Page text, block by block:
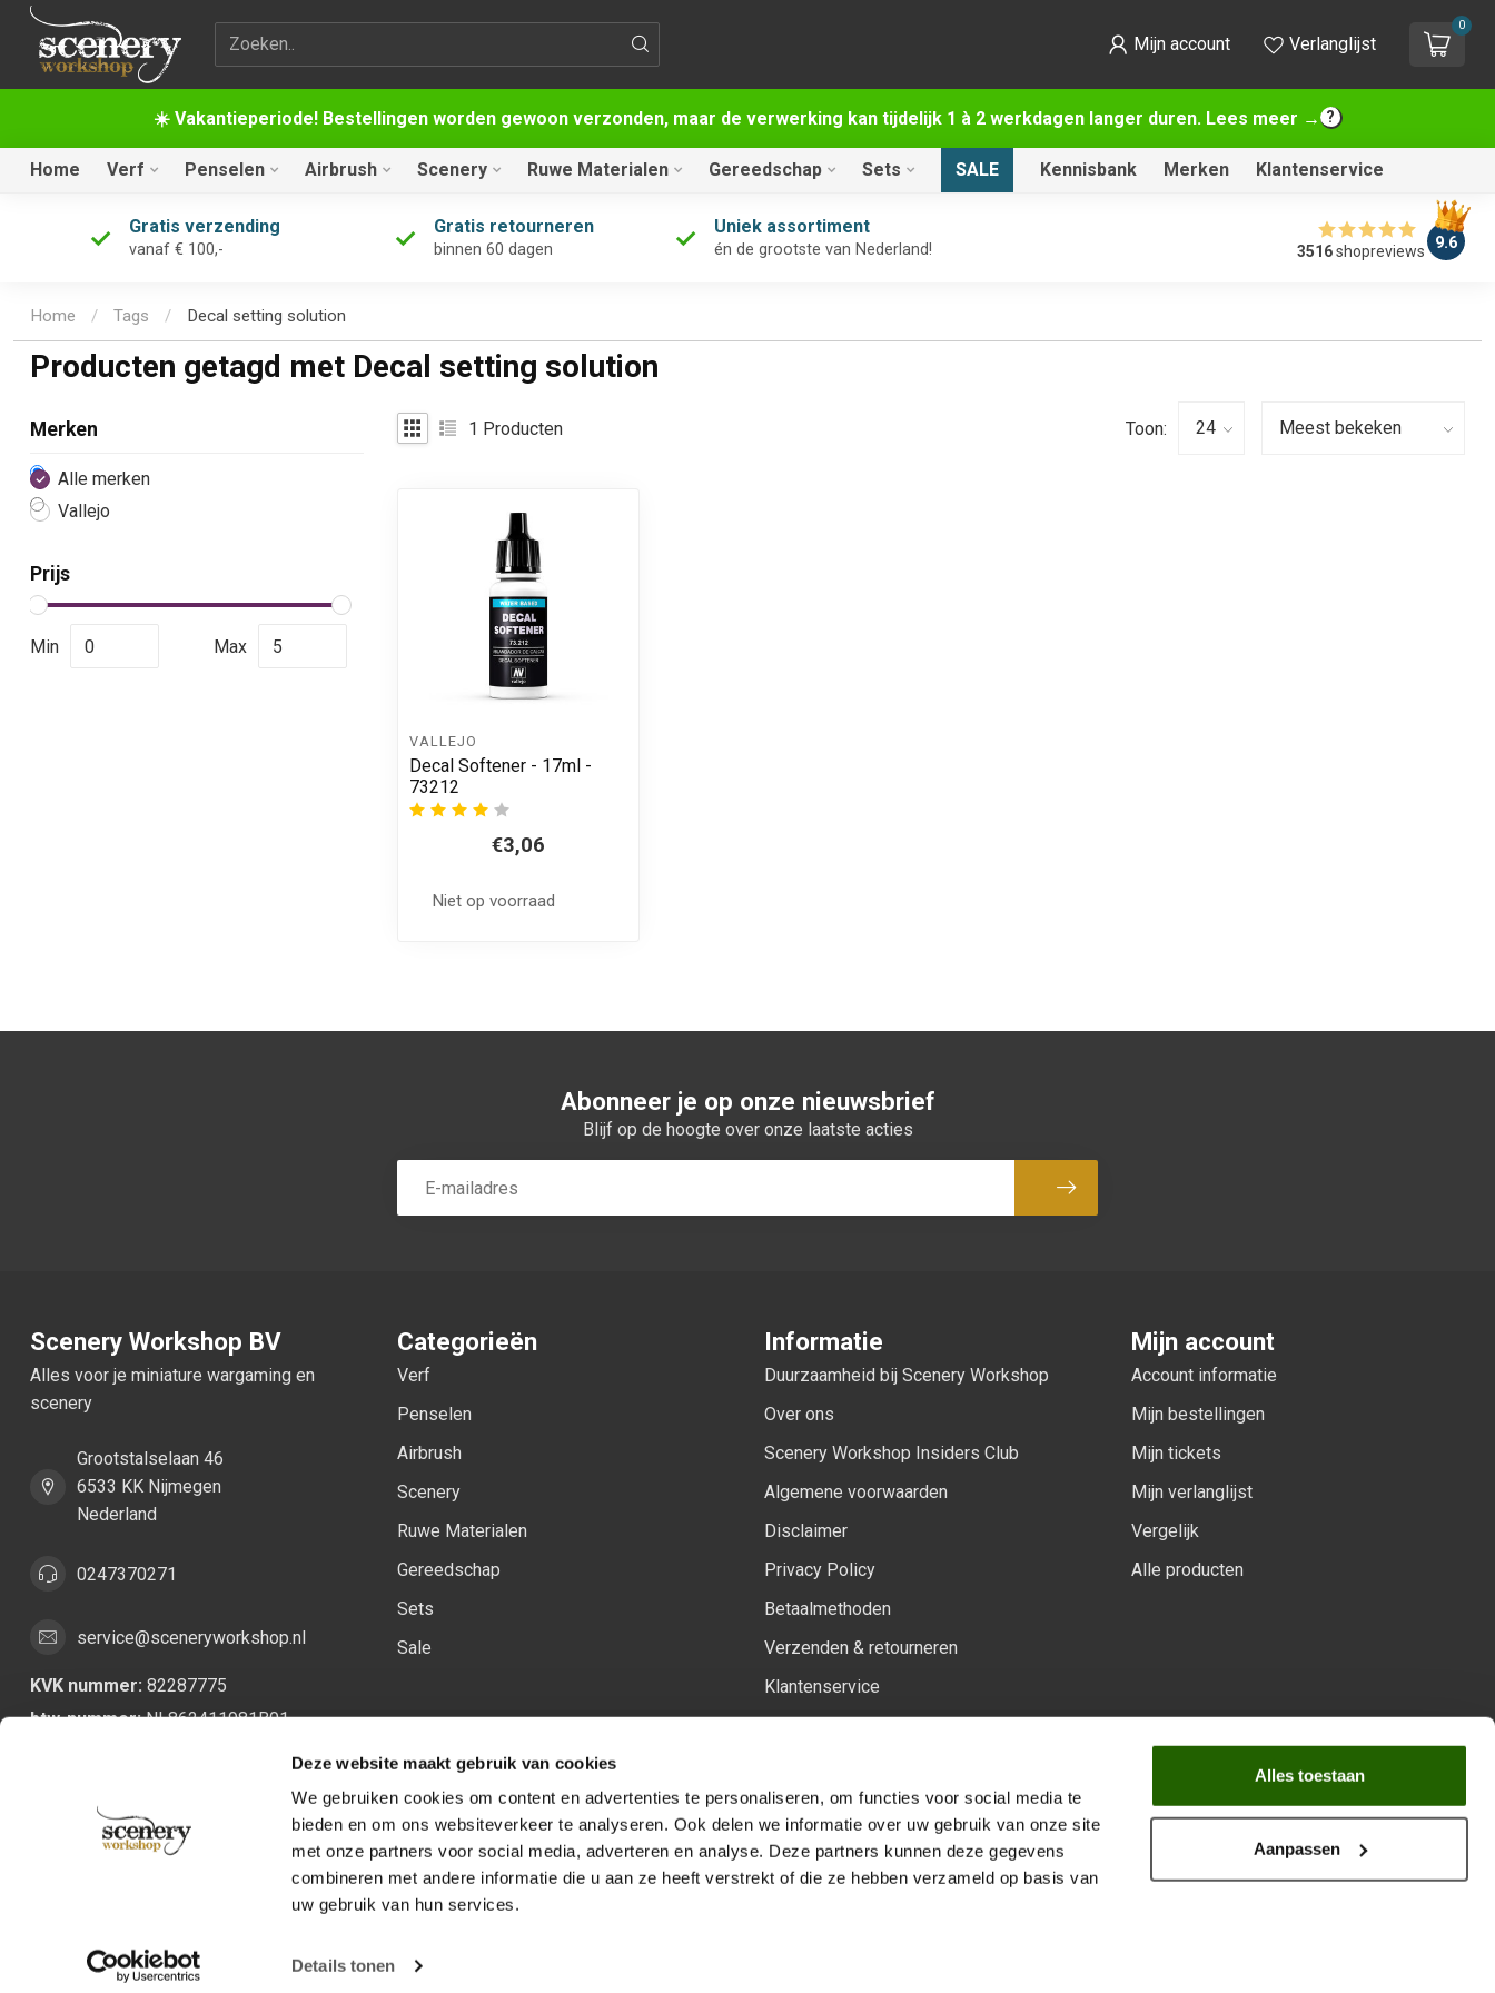
Deze website maakt gebruik van cookies
We gebruiken cookies om content en advertenties te personaliseren, om functies voor social media te
bieden en om ons websiteverkeer te analyseren. Ook delen we informatie over uw gebruik van onze site
met onze partners voor social media, adverteren en analyse. Deze partners kunnen deze gegevens
combineren met andere informatie die u aan ze heeft verstrekt of die ze hebben verzameld op basis van
uw gebruik van hun services.
Details tonen
Alles toestaan
Aanpassen
☀️ Vakantieperiode! Bestellingen worden gewoon verzonden, maar de verwerking kan tijdelijk 1 à 2 werkdagen langer duren. Lees meer →
Zoekterm Mijn account Verlanglijst
0
Home Verf Penselen Airbrush Scenery Ruwe Materialen Gereedschap Sets SALE Kennisbank Merken Klantenservice
Gratis verzending
vanaf € 100,-
Gratis retourneren
binnen 60 dagen
Uniek assortiment
én de grootste van Nederland! 3516shopreviews 9.6
Home / Tags / Decal setting solution
Producten getagd met Decal setting solution
Merken
Alle merken
Vallejo
Prijs
Min Max
1 Producten Toon:
VALLEJO
Decal Softener - 17ml -
73212
€3,06
Niet op voorraad
Abonneer je op onze nieuwsbrief
Blijf op de hoogte over onze laatste acties
Abonneer
Scenery Workshop BV
Alles voor je miniature wargaming en
scenery
Grootstalselaan 46
6533 KK Nijmegen
Nederland
0247370271
service@sceneryworkshop.nl
KVK nummer: 82287775
btw-nummer:NL862411981B01
Categorieën
Verf
Penselen
Airbrush
Scenery
Ruwe Materialen
Gereedschap
Sets
Sale
Informatie
Duurzaamheid bij Scenery Workshop
Over ons
Scenery Workshop Insiders Club
Algemene voorwaarden
Disclaimer
Privacy Policy
Betaalmethoden
Verzenden & retourneren
Klantenservice
Mijn account
Account informatie
Mijn bestellingen
Mijn tickets
Mijn verlanglijst
Vergelijk
Alle producten
Volg ons op:
Facebook
YoutubeInstagram